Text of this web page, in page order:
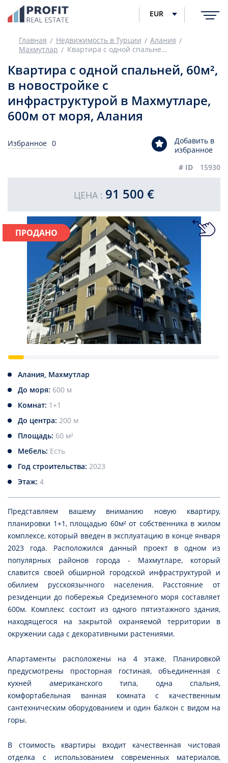
EUR
Главная Недвижимость в Турции
Алания
Махмутлар
Квартира с одной спальней, 60м², в новостройке с инфраструктурой в Махмутларе, 600м от моря, Алания
Квартира с одной спальней, 60м²,
в новостройке с
инфраструктурой в Махмутларе,
600м от моря, Алания
Избранное 0
Добавить в
избранное
# ID
15930
ЦЕНА : 91 500 €
ПРОДАНО
Алания, Махмутлар
До моря: 600 м
Комнат: 1+1
До центра: 200 м
Площадь: 60 м²
Мебель: Есть
Год строительства: 2023
Этаж: 4
Представляем вашему вниманию новую квартиру,
планировки 1+1, площадью 60м² от собственника в жилом
комплексе, который введен в эксплуатацию в конце января
2023 года. Расположился данный проект в одном из
популярных районов города - Махмутларе, который
славится своей обширной городской инфраструктурой и
обилием русскоязычного населения. Расстояние от
резиденции до побережья Средиземного моря составляет
600м. Комплекс состоит из одного пятиэтажного здания,
находящегося на закрытой охраняемой территории в
окружении сада с декоративными растениями.
Апартаменты расположены на 4 этаже. Планировкой
предусмотрены просторная гостиная, объединенная с
кухней американского типа, одна спальня,
комфортабельная ванная комната с качественным
сантехническим оборудованием и один балкон с видом на
горы.
В стоимость квартиры входит качественная чистовая
отделка с использованием современных материалов,